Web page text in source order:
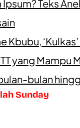
Teks
Kbubu,
yang Mampu
bulan
Sunday